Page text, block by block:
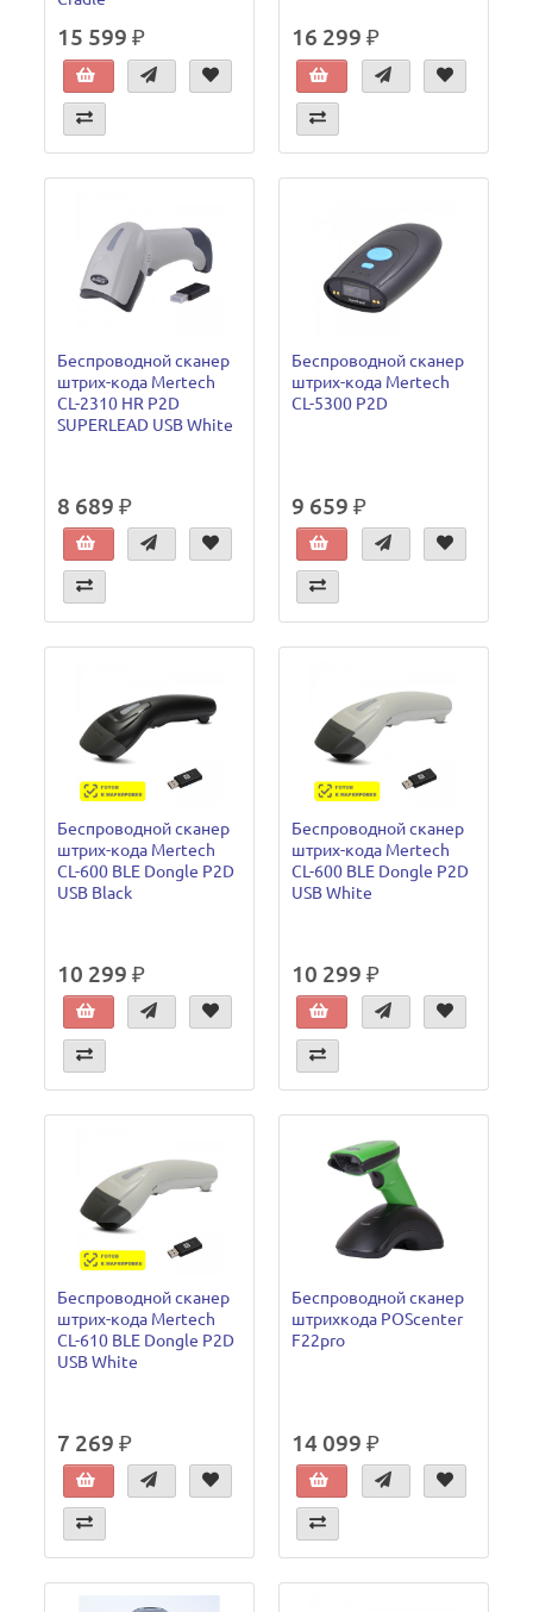
15 599 ₽ 16 299 ₽
Беспроводной сканер
штрих-кода Mertech
CL-2310 HR P2D
SUPERLEAD USB White
8 689 ₽
Беспроводной сканер
штрих-кода Mertech
CL-5300 P2D
9 659 ₽
Беспроводной сканер
штрих-кода Mertech
CL-600 BLE Dongle P2D
USB Black
10 299 ₽
Беспроводной сканер
штрих-кода Mertech
CL-600 BLE Dongle P2D
USB White
10 299 ₽
Беспроводной сканер
штрих-кода Mertech
CL-610 BLE Dongle P2D
USB White
7 269 ₽
Беспроводной сканер
штрихкода POScenter
F22pro
14 099 ₽